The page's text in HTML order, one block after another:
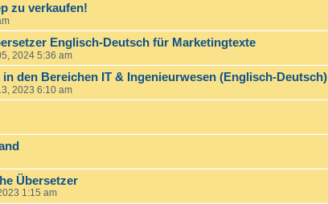
zu verkaufen!
Englisch-Deutsch für Marketingtexte
2024 5:36 am
den Bereichen IT & Ingenieurwesen (Englisch-Deutsch)
2023 6:10 am
Übersetzer
1:15 am